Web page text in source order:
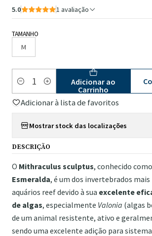
5.0 1 avaliação
TAMANHO
M
Quantidade
Adicionar ao
Carrinho
Adicionar à lista de favoritos
Mostrar stock das localizações
DESCRIÇÃO
O Mithraculus sculptus, conhecido como
Esmeralda, é um dos invertebrados
aquários reef devido à sua excelente
de algas, especialmente Valonia (algas
de um animal resistente, ativo e
sendo uma excelente adição para